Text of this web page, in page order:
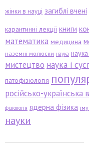
жінки в науці загиблі вчені
карантинні лекції книги
математика медицина
наземні молюски наука
мистецтво наука і
патофізіологія
російсько-українська
фізіологія ядерна фізика
науки